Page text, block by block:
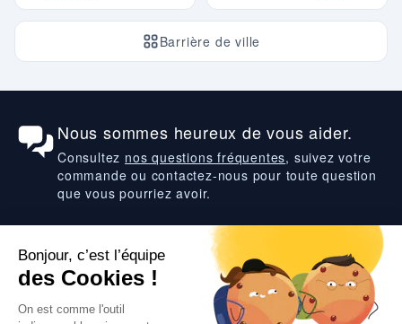
Barrière de ville
Nous sommes heureux de vous aider.
Consultez nos questions fréquentes, suivez votre
commande ou contactez-nous pour toute question
que vous pourriez avoir.
Suivez-nous